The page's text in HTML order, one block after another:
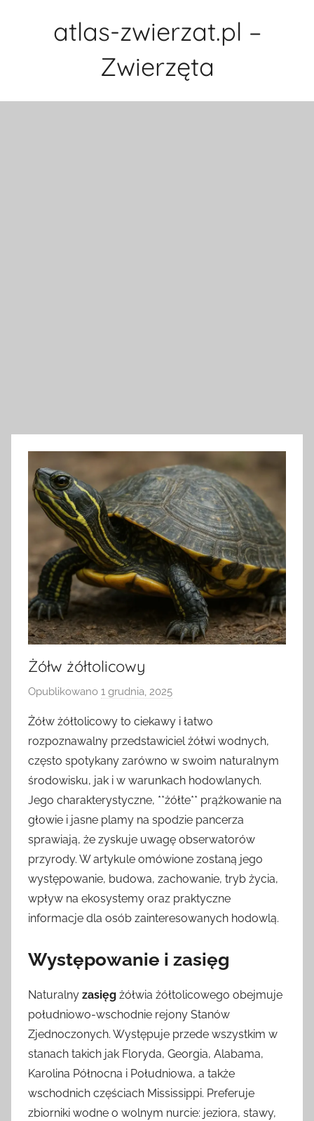
atlas-zwierzat.pl –
Zwierzęta
Żółw żółtolicowy
Opublikowano 1 grudnia, 2025
z
e
z
Żółw żółtolicowy to ciekawy i łatwo
rozpoznawalny przedstawiciel żółwi wodnych,
często spotykany zarówno w swoim naturalnym
środowisku, jak i w warunkach hodowlanych.
Jego charakterystyczne, **żółte** prążkowanie na
głowie i jasne plamy na spodzie pancerza
sprawiają, że zyskuje uwagę obserwatorów
przyrody. W artykule omówione zostaną jego
występowanie, budowa, zachowanie, tryb życia,
wpływ na ekosystemy oraz praktyczne
informacje dla osób zainteresowanych hodowlą.
Występowanie i zasięg
Naturalny zasięg żółwia żółtolicowego obejmuje
południowo-wschodnie rejony Stanów
Zjednoczonych. Występuje przede wszystkim w
stanach takich jak Floryda, Georgia, Alabama,
Karolina Północna i Południowa, a także
wschodnich częściach Mississippi. Preferuje
zbiorniki wodne o wolnym nurcie: jeziora, stawy,